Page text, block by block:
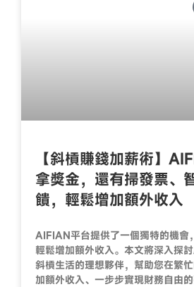
【斜槓賺錢加薪術】
拿獎金，還有掃發票、
饋，輕鬆增加額外收入
AIFIAN平台提供了一個獨特的機會
輕鬆增加額外收入。本文將深入探
斜槓生活的理想夥伴，幫助您在繁
加額外收入、一步步實現財務自由的